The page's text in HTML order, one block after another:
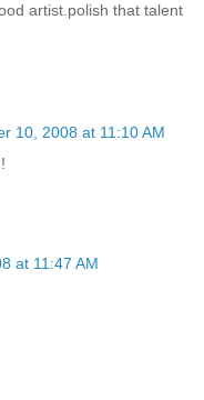
artist.polish that talent
10, 2008 at 11:10 AM
at 11:47 AM